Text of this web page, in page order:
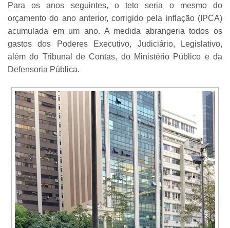
Para os anos seguintes, o teto seria o mesmo do
orçamento do ano anterior, corrigido pela inflação (IPCA)
acumulada em um ano. A medida abrangeria todos os
gastos dos Poderes Executivo, Judiciário, Legislativo,
além do Tribunal de Contas, do Ministério Público e da
Defensoria Pública.